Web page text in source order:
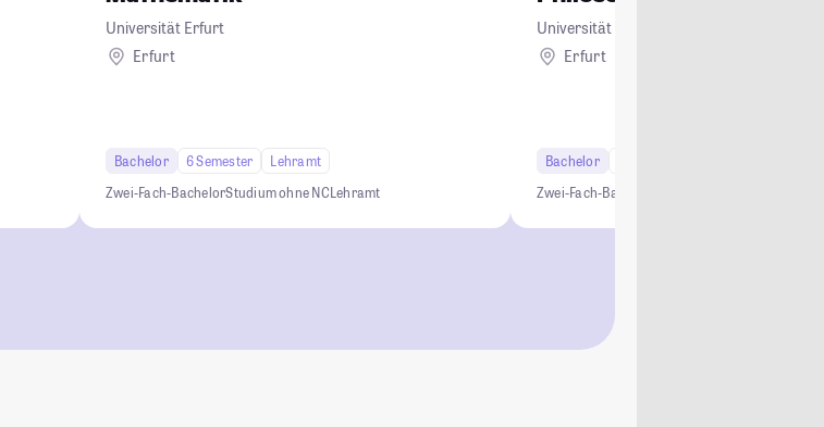
Universität Erfurt
Erfurt
Bachelor 6 Semester
Lehramt
Zwei-Fach-BachelorStudium ohne NCLehramt
Universität Erfurt
Erfurt
Bachelor
Zwei-Fach-Bachelor